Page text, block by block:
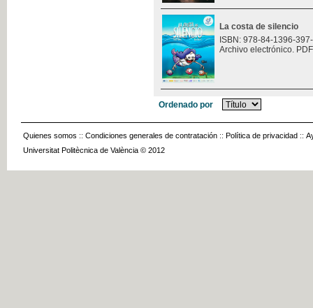
La costa de silencio
ISBN: 978-84-1396-
Archivo electrónico.
Ordenado por
Quienes somos :: Condiciones generales de contratación :: Política de privacidad ::
Universitat Politècnica de València © 2012